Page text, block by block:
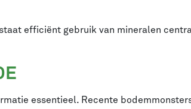
efficiënt gebruik van mineralen
essentieel. Recente